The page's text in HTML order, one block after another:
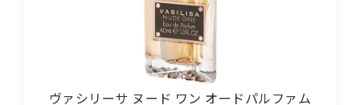
ヴァシリーサ ヌード ワン オードパルファム